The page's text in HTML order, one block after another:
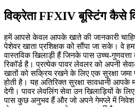
विक्रेता FFXIV बूस्टिंग कैसे
हमें आपसे केवल आपके खाते की जानकारी चाहिए
पेशेवर खाता प्रशिक्षक को सौंपा जा सके। वे
वास्तविक खिलाड़ी हैं जिनके पास उच्च-गुणवत्ता
रिकॉर्ड है। प्रत्येक पावर लेवलर को अपनी
खातों को सक्रिय रखने के लिए एक सुरक्षा
होती है। यह अतिरिक्त सुरक्षा सावधानी
देगी। पावर लेवलिंग सेवा उन खिलाड़ियों के
पास कुछ अनुभव हैं और जो अपने गेमप्ले में